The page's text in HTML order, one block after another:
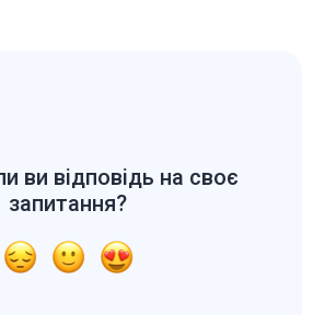
ви відповідь на своє
запитання?